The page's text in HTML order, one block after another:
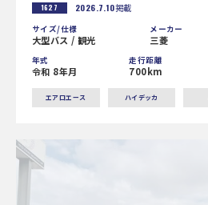
1627 2026.7.10掲載
サイズ/仕様
大型バス / 観光
メーカー
三菱
年式
令和 8年月
走行距離
700km
エアロエース ハイデッカ